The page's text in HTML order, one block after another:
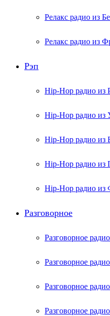
Релакс радио из
Релакс радио из
Рэп
Hip-Hop радио из
Hip-Hop радио из
Hip-Hop радио из
Hip-Hop радио из
Hip-Hop радио из
Разговорное
Разговорное
Разговорное
Разговорное
Разговорное